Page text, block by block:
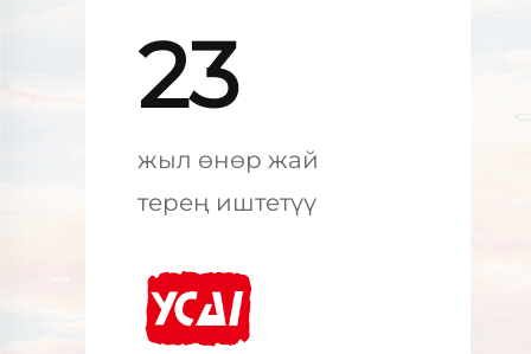
23
жыл өнөр жай
терең иштетүү